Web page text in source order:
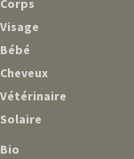
Corps
Visage
Bébé
Cheveux
Vétérinaire
Solaire
Bio